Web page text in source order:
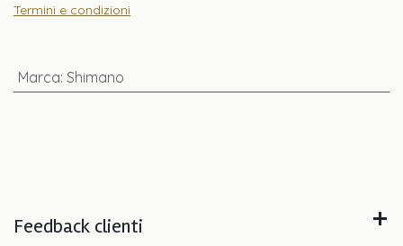
Termini e condizioni
Marca: Shimano
Feedback clienti